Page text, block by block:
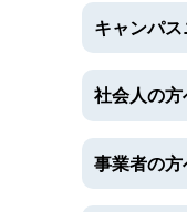
キャンパ
社会人の
事業者の